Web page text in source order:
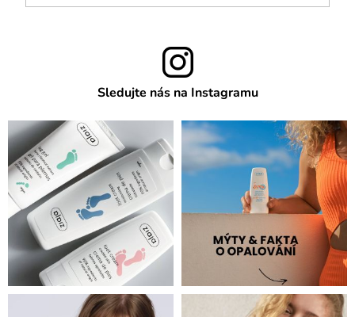
Sledujte nás na Instagramu